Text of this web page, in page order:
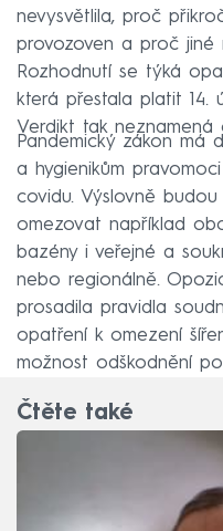
nevysvětlila, proč
provozoven a proč jiné
Rozhodnutí se týká
která přestala platit 14.
Verdikt tak neznamená
Pandemický zákon má
a hygienikům
covidu. Výslovně
omezovat například
bazény i veřejné a
nebo regionálně.
prosadila pravidla
opatření k omezení
možnost odškodnění
Čtěte také